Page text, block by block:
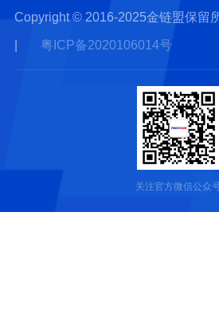
Copyright © 2016-2025金链盟保留
粤ICP备2020106014号
关注官方微信公众